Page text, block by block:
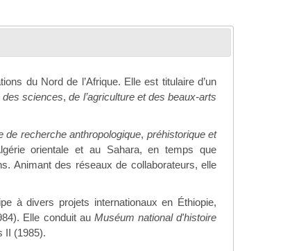
du Nord de l’Afrique. Elle est titulaire d’un
sciences,de l’agriculture et des beaux-arts
de recherche anthropologique, préhistorique et
orientale et au Sahara, en temps que
Animant des réseaux de collaborateurs, elle
à divers projets internationaux en Éthiopie,
Elle conduit au Muséum national d'histoire
II (1985).